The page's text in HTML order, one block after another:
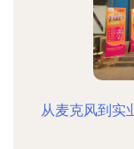
从麦克风到实